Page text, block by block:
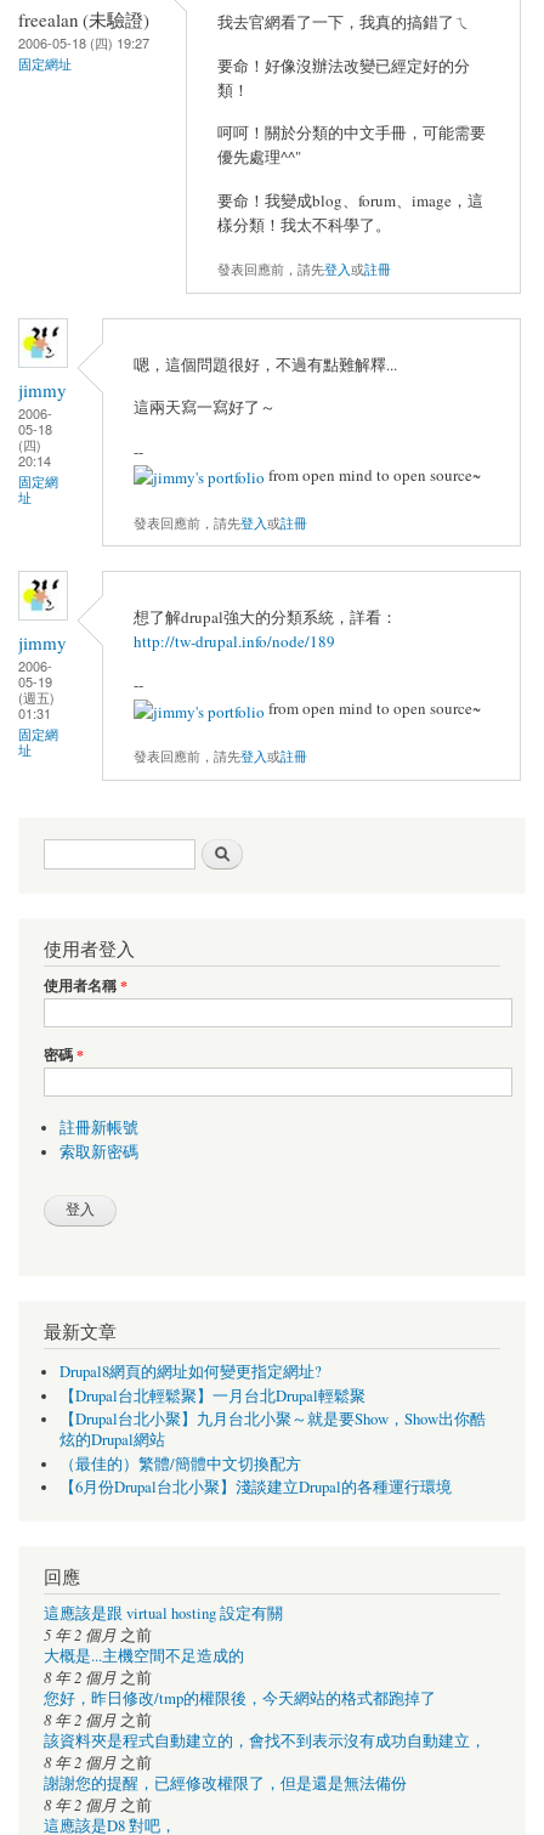
freealan (未驗證)
2006-05-18 (四) 19:27
固定網址
我去官網看了一下，我真的搞錯了ㄟ
要命！好像沒辦法改變已經定好的分
類！
呵呵！關於分類的中文手冊，可能需要
優先處理^^"
要命！我變成blog、forum、image，這
樣分類！我太不科學了。
發表回應前，請先登入或註冊
jimmy
2006-
05-18
(四)
20:14
固定網
址
嗯，這個問題很好，不過有點難解釋...
這兩天寫一寫好了～
--
from open mind to open source~
發表回應前，請先登入或註冊
jimmy
2006-
05-19
(週五)
01:31
固定網
址
想了解drupal強大的分類系統，詳看：
http://tw-drupal.info/node/189
--
from open mind to open source~
發表回應前，請先登入或註冊
搜尋表單
使用者登入
使用者名稱*
密碼*
註冊新帳號
索取新密碼
最新文章
Drupal8網頁的網址如何變更指定網址?
【Drupal台北輕鬆聚】一月台北Drupal輕鬆聚
【Drupal台北小聚】九月台北小聚～就是要Show，Show出你酷
炫的Drupal網站
（最佳的）繁體/簡體中文切換配方
【6月份Drupal台北小聚】淺談建立Drupal的各種運行環境
回應
這應該是跟 virtual hosting 設定有關
5 年 2 個月 之前
大概是...主機空間不足造成的
8 年 2 個月 之前
您好，昨日修改/tmp的權限後，今天網站的格式都跑掉了
8 年 2 個月 之前
該資料夾是程式自動建立的，會找不到表示沒有成功自動建立，
8 年 2 個月 之前
謝謝您的提醒，已經修改權限了，但是還是無法備份
8 年 2 個月 之前
這應該是D8 對吧，